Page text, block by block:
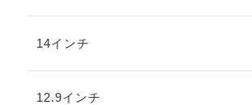
14インチ
12.9インチ